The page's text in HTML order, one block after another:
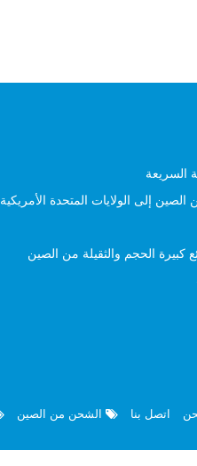
السريعة
إلى الولايات المتحدة الأمريكية
اتصل بنا الشحن من الصين